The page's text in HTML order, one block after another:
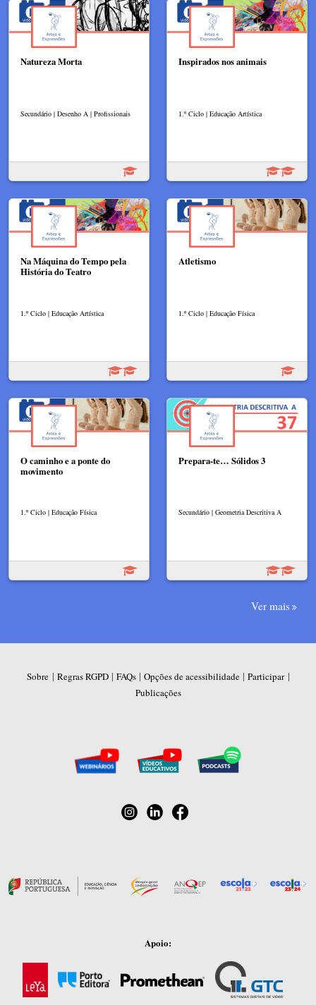
Natureza Morta
Secundário | Desenho A | Profissionais
Inspirados nos animais
1.º Ciclo | Educação Artística
Na Máquina do Tempo pela
História do Teatro
1.º Ciclo | Educação Artística
Atletismo
1.º Ciclo | Educação Física
O caminho e a ponte do
movimento
1.º Ciclo | Educação Física
Prepara-te… Sólidos 3
Secundário | Geometria Descritiva A
Ver mais
Sobre | Regras RGPD| FAQs| Opções de acessibilidade| Participar|
Publicações
Apoio: